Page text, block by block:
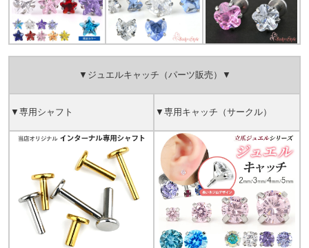
▼ジュエルキャッチ（パーツ販売）▼
▼専用シャフト ▼専用キャッチ（サークル）